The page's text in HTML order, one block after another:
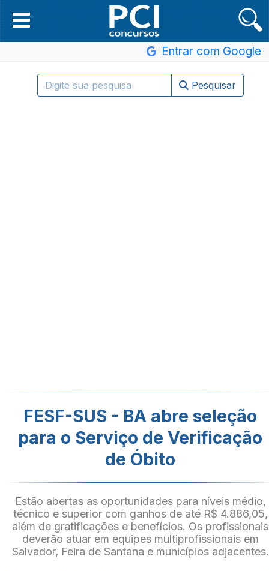
Entrar com Google
Pesquisar
FESF-SUS - BA abre seleção
para o Serviço de Verificação
de Óbito
Estão abertas as oportunidades para níveis médio,
técnico e superior com ganhos de até R$ 4.886,05,
além de gratificações e benefícios. Os profissionais
deverão atuar em equipes multiprofissionais em
Salvador, Feira de Santana e municípios adjacentes.